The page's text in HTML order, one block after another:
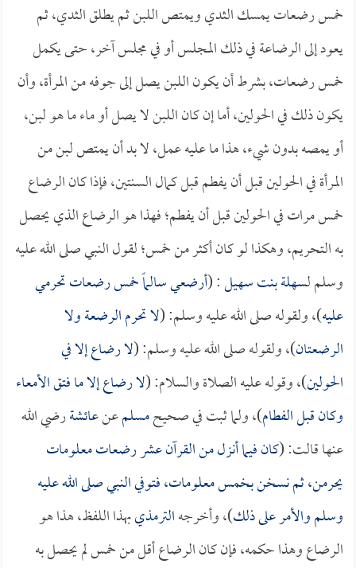
خمس رضعات يمسك الثدي ويمتص اللبن ثم يطلق الثدي، ثم
يعود إلى الرضاعة في ذلك المجلس أو في مجلس آخر، حتى يكمل
خمس رضعات، بشرط أن يكون اللبن يصل إلى جوفه من المرأة، وأن
يكون ذلك في الحولين، أما إن كان اللبن لا يصل أو ماء ما هو لبن،
أو يمصه بدون شيء، هذا ما عليه عمل، لا بد أن يمتص لبن من
المرأة في الحولين قبل أن يفطم قبل كمال السنتين، فإذا كان الرضاع
خمس مرات في الحولين قبل أن يفطم؛ فهذا هو الرضاع الذي يحصل
به التحريم، وهكذا لو كان أكثر من خمس؛ لقول النبي صلى الله عليه
وسلم لسهلة بنت سهيل: (أرضعيسالماًخمس رضعات تحرمي
عليه)، ولقوله صلى الله عليه وسلم: (لا تحرم الرضعة ولا
الرضعتان)، ولقوله صلى الله عليه وسلم: (لا رضاع إلا في
الحولين)، وقوله عليه الصلاة والسلام: (لا رضاع إلا ما فتق الأمعاء
وكان قبل الفطام)، ولما ثبت في صحيحمسلمعنعائشةرضي الله
عنها قالت: (كان فيما أنزل من القرآن عشر رضعات معلومات
يحرمن، ثم نسخن بخمس معلومات، فتوفي النبي صلى الله عليه
وسلم والأمر على ذلك)، وأخرجهالترمذيبهذا اللفظ، هذا هو
الرضاع وهذا حكمه، فإن كان الرضاع أقل من خمس لم يحصل به